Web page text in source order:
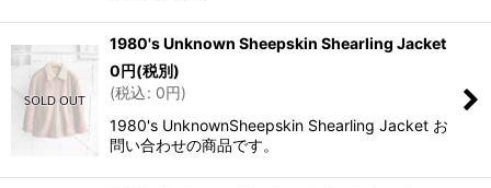
1980's Unknown Sheepskin Shearling Jacket
0円(税別)
(税込: 0円)
1980's UnknownSheepskin Shearling Jacket お
問い合わせの商品です。